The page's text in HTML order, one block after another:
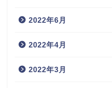
2022年6月
2022年4月
2022年3月